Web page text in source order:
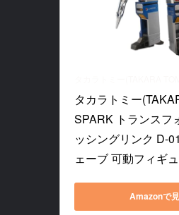
タカラトミー
SPARK トランスフ
ッシングリンク D-
ェーブ 可動フィギ
Amazonで